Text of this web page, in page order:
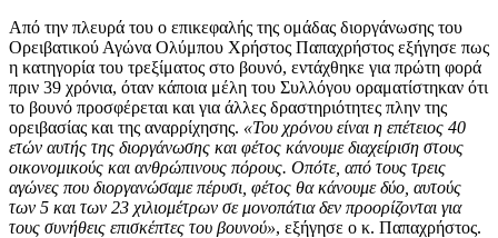
Από την πλευρά του ο επικεφαλής της ομάδας διοργάνωσης του
Ορειβατικού Αγώνα Ολύμπου Χρήστος Παπαχρήστος εξήγησε πως
η κατηγορία του τρεξίματος στο βουνό, εντάχθηκε για πρώτη φορά
πριν 39 χρόνια, όταν κάποια μέλη του Συλλόγου οραματίστηκαν ότι
το βουνό προσφέρεται και για άλλες δραστηριότητες πλην της
ορειβασίας και της αναρρίχησης. «Του χρόνου είναι η επέτειος 40
ετών αυτής της διοργάνωσης και φέτος κάνουμε διαχείριση στους
οικονομικούς και ανθρώπινους πόρους. Οπότε, από τους τρεις
αγώνες που διοργανώσαμε πέρυσι, φέτος θα κάνουμε δύο, αυτούς
των 5 και των 23 χιλιομέτρων σε μονοπάτια δεν προορίζονται για
τους συνήθεις επισκέπτες του βουνού», εξήγησε ο κ. Παπαχρήστος.